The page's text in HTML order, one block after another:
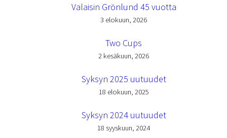
Valaisin Grönlund 45 vuotta
3 elokuun, 2026
Two Cups
2 kesäkuun, 2026
Syksyn 2025 uutuudet
18 elokuun, 2025
Syksyn 2024 uutuudet
18 syyskuun, 2024